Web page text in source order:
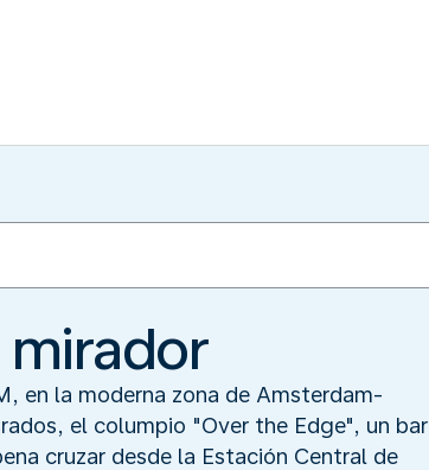
en la moderna zona de Amsterdam-
el columpio "Over the Edge", un bar
cruzar desde la Estación Central de